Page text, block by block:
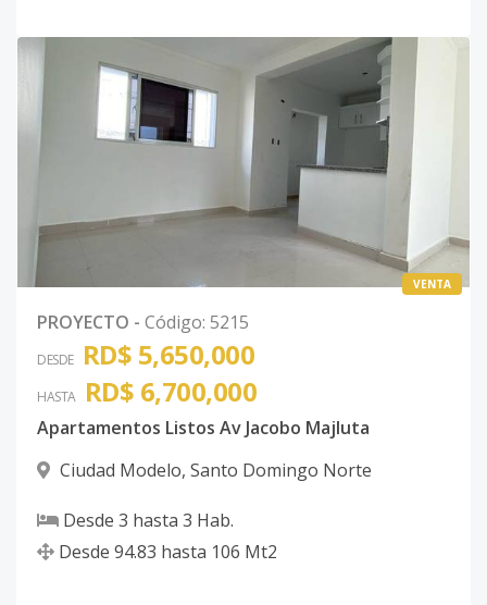
VENTA
PROYECTO - Código: 5215
DESDE RD$ 5,650,000
HASTA RD$ 6,700,000
Apartamentos Listos Av Jacobo Majluta
Ciudad Modelo, Santo Domingo Norte
Desde 3 hasta 3 Hab.
Desde 94.83 hasta 106 Mt2